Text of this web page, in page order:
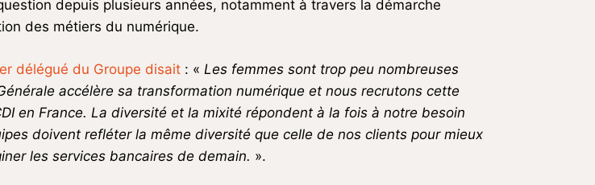
depuis plusieurs années, notamment à travers la démarche
des métiers du numérique.
délégué du Groupe disait : « Les femmes sont trop peu nombreuses
rale accélère sa transformation numérique et nous recrutons cette
en France. La diversité et la mixité répondent à la fois à notre besoin
doivent refléter la même diversité que celle de nos clients pour mieux
les services bancaires de demain. ».